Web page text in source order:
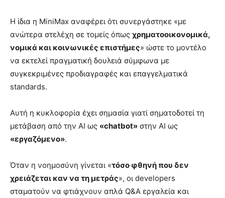
Η ίδια η MiniMax αναφέρει ότι συνεργάστηκε «με
ανώτερα στελέχη σε τομείς όπως χρηματοοικονομικά,
νομικά και κοινωνικές επιστήμες» ώστε το μοντέλο
να εκτελεί πραγματική δουλειά σύμφωνα με
συγκεκριμένες προδιαγραφές και επαγγελματικά
standards.
Αυτή η κυκλοφορία έχει σημασία γιατί σηματοδοτεί τη
μετάβαση από την AI ως «chatbot» στην AI ως
«εργαζόμενο».
Όταν η νοημοσύνη γίνεται «τόσο φθηνή που δεν
χρειάζεται καν να τη μετράς», οι developers
σταματούν να φτιάχνουν απλά Q&A εργαλεία και